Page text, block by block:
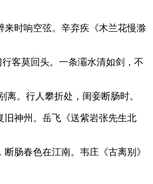
来时响空弦。辛弃疾《木兰花慢滁
客莫回头。一条灞水清如剑，不
离。行人攀折处，闺妾断肠时。
旧神州。岳飞《送紫岩张先生北
肠春色在江南。韦庄《古离别》